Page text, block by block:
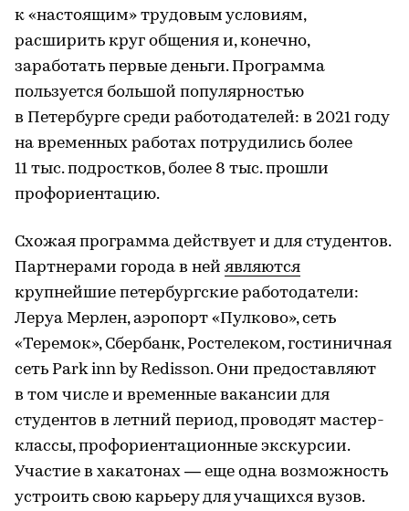
к «настоящим» трудовым условиям,
расширить круг общения и, конечно,
заработать первые деньги. Программа
пользуется большой популярностью
в Петербурге среди работодателей: в 2021 году
на временных работах потрудились более
11 тыс. подростков, более 8 тыс. прошли
профориентацию.
Схожая программа действует и для студентов.
Партнерами города в ней являются
крупнейшие петербургские работодатели:
Леруа Мерлен, аэропорт «Пулково», сеть
«Теремок», Сбербанк, Ростелеком, гостиничная
сеть Park inn by Redisson. Они предоставляют
в том числе и временные вакансии для
студентов в летний период, проводят мастер-
классы, профориентационные экскурсии.
Участие в хакатонах — еще одна возможность
устроить свою карьеру для учащихся вузов.